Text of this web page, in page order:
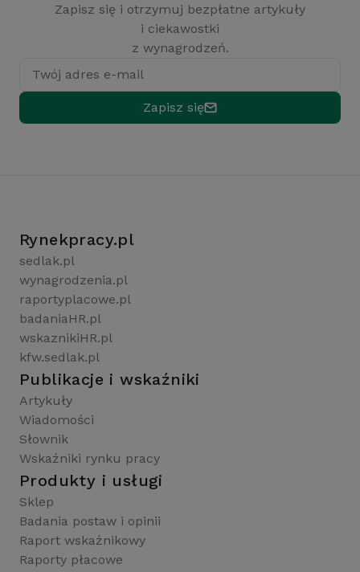
Zapisz się i otrzymuj bezpłatne artykuły
i ciekawostki
z wynagrodzeń.
Twój adres e-mail
Zapisz się
Rynekpracy.pl
sedlak.pl
wynagrodzenia.pl
raportyplacowe.pl
badaniaHR.pl
wskaznikiHR.pl
kfw.sedlak.pl
Publikacje i wskaźniki
Artykuły
Wiadomości
Słownik
Wskaźniki rynku pracy
Produkty i usługi
Sklep
Badania postaw i opinii
Raport wskaźnikowy
Raporty płacowe